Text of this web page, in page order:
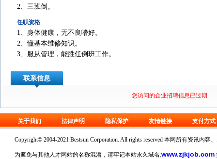
2、三班倒。
任职资格
1、身体健康，无不良嗜好。
2、懂基本维修知识。
3、服从管理，能胜任倒班工作。
联系信息
您访问的企业招聘信息已过期
关于我们 法律声明 隐私保护 友情链接 支付方式
Copyright© 2004-2021 Bestsun Corporation. All rights reserved 本网所有资讯内
为避免与其他人才网站的名称混淆，请牢记本站永久域名:www.zjkjob.com